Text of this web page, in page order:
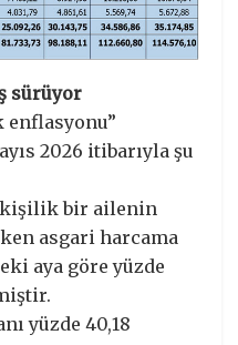
sürüyor
enflasyonu”
2026 itibarıyla şu
kişilik bir ailenin
asgari harcama
aya göre yüzde
yüzde 40,18